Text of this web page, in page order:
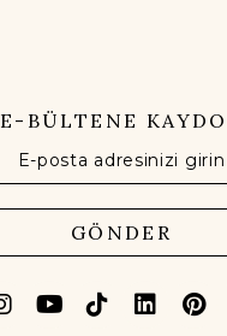
E-BÜLTENE
GÖNDER